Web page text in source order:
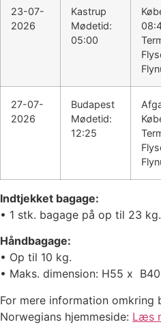
23-07-
2026
Kastrup
Mødetid:
05:00
27-07-
2026
Budapest
Mødetid:
12:25
Indtjekket bagage:
• 1 stk. bagage på op til 23 kg.
Håndbagage:
• Op til 10 kg.
• Maks. dimension: H55 x
For mere information omkring
Norwegians hjemmeside: Læs